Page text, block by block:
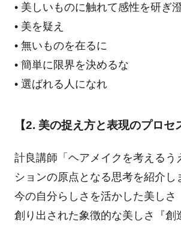
• 美しいものに触れて感性を研ぎ
• 美を疑え
• 無いものを在るに
• 簡単に限界を決めるな
• 選ばれる人になれ
【2. 美の捉え方と表現のプロセ
計良講師「ヘアメイクを考えるう
ションの原点となる思考を紹介し
今の自分らしさを活かした美しさ
創り出された象徴的な美しさ『創